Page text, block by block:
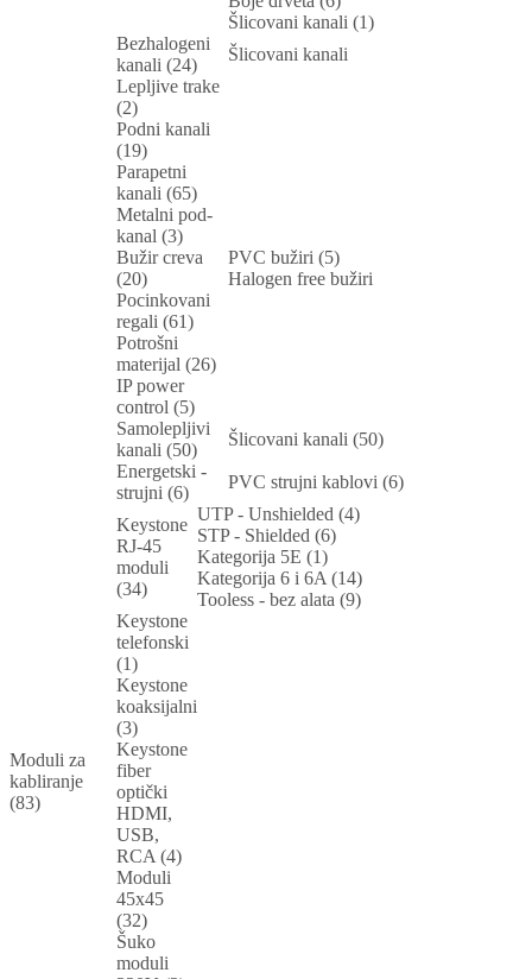
Šlicovani kanali (1)
Bezhalogeni
kanali (24)
Šlicovani kanali
Lepljive trake
(2)
Podni kanali
(19)
Parapetni
kanali (65)
Metalni pod-
kanal (3)
Bužir creva
(20)
PVC bužiri (5)
Halogen free bužiri
Pocinkovani
regali (61)
Potrošni
materijal (26)
IP power
control (5)
Samolepljivi
kanali (50)
Šlicovani kanali (50)
Energetski -
strujni (6)
PVC strujni kablovi (6)
Moduli za
kabliranje
(83)
Keystone
RJ-45
moduli
(34)
UTP - Unshielded (4)
STP - Shielded (6)
Kategorija 5E (1)
Kategorija 6 i 6A (14)
Tooless - bez alata (9)
Keystone
telefonski
(1)
Keystone
koaksijalni
(3)
Keystone
fiber
optički
HDMI,
USB,
RCA (4)
Moduli
45x45
(32)
Šuko
moduli